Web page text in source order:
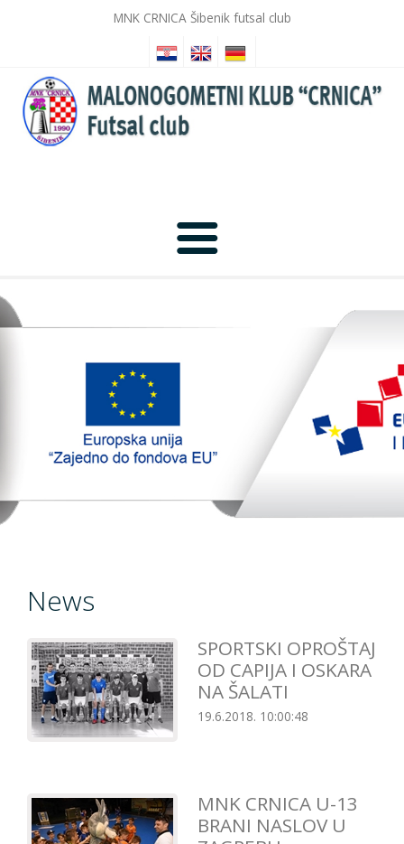
MNK CRNICA Šibenik futsal club
TopTim liga
News
SPORTSKI OPROŠTAJ
OD CAPIJA I OSKARA
NA ŠALATI
19.6.2018. 10:00:48
MNK CRNICA U-13
BRANI NASLOV U